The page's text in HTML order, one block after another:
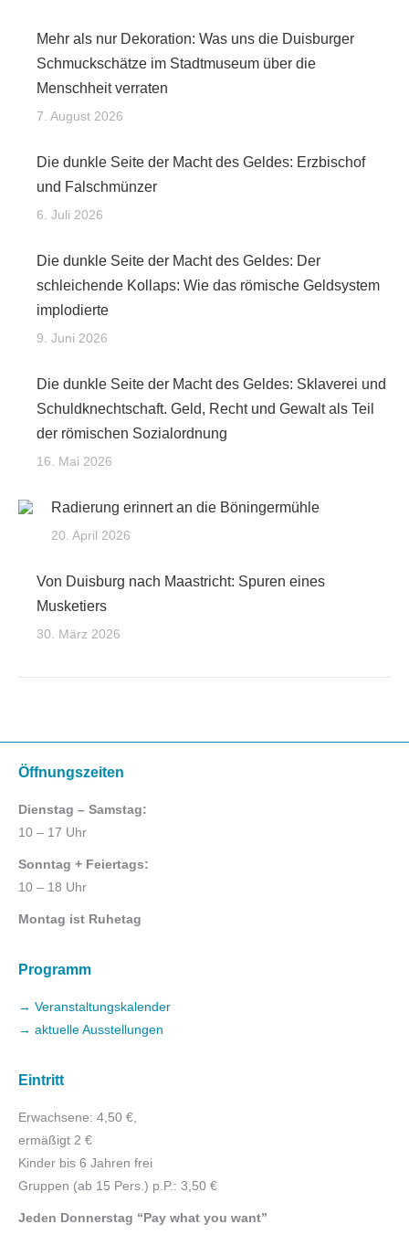
Mehr als nur Dekoration: Was uns die Duisburger
Schmuckschätze im Stadtmuseum über die
Menschheit verraten
7. August 2026
Die dunkle Seite der Macht des Geldes: Erzbischof
und Falschmünzer
6. Juli 2026
Die dunkle Seite der Macht des Geldes: Der
schleichende Kollaps: Wie das römische Geldsystem
implodierte
9. Juni 2026
Die dunkle Seite der Macht des Geldes: Sklaverei und
Schuldknechtschaft. Geld, Recht und Gewalt als Teil
der römischen Sozialordnung
16. Mai 2026
Radierung erinnert an die Böningermühle
20. April 2026
Von Duisburg nach Maastricht: Spuren eines
Musketiers
30. März 2026
Öffnungszeiten
Dienstag – Samstag:
10 – 17 Uhr
Sonntag + Feiertags:
10 – 18 Uhr
Montag ist Ruhetag
Programm
→ Veranstaltungskalender
→ aktuelle Ausstellungen
Eintritt
Erwachsene: 4,50 €,
ermäßigt 2 €
Kinder bis 6 Jahren frei
Gruppen (ab 15 Pers.) p.P.: 3,50 €
Jeden Donnerstag “Pay what you want”